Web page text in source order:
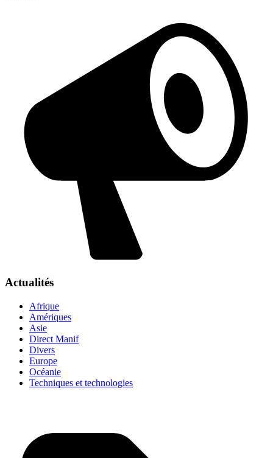
Actualités
Afrique
Amériques
Asie
Direct Manif
Divers
Europe
Océanie
Techniques et technologies